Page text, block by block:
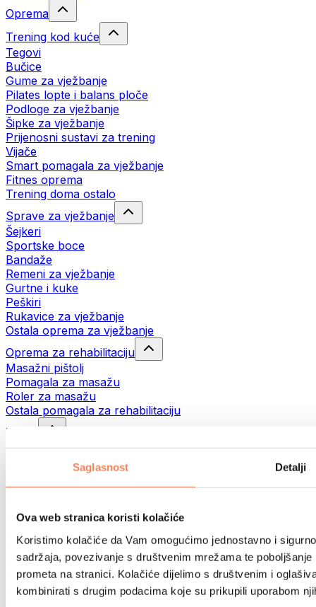
Saglasnost Detalji
Ova web stranica koristi kolačiće
Koristimo kolačiće da Vam omogućimo jednostavno i
sadržaja, povezivanje s društvenim mrežama te
prometa na stranici. Kolačiće dijelimo s društvenim i
kombinirati s drugim podacima koje su prikupili uporabom
Oprema
Trening kod kuće
Tegovi
Bučice
Gume za vježbanje
Pilates lopte i balans ploče
Podloge za vježbanje
Šipke za vježbanje
Prijenosni sustavi za trening
Vijače
Smart pomagala za vježbanje
Fitnes oprema
Trening doma ostalo
Sprave za vježbanje
Šejkeri
Sportske boce
Bandaže
Remeni za vježbanje
Gurtne i kuke
Peškiri
Rukavice za vježbanje
Ostala oprema za vježbanje
Oprema za rehabilitaciju
Masažni pištolj
Pomagala za masažu
Roler za masažu
Ostala pomagala za rehabilitaciju
Torbe
Torbe za hranu
Sportske torbe
Trčanje
Biciklizam
Joga i pilates
Kupanje hladnom vodom
Plivanje
Planinarenje